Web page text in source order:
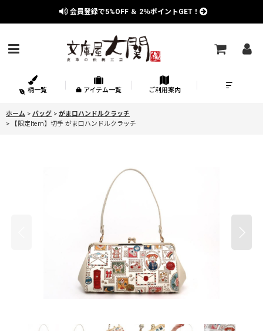
会員登録で5%OFF ＆ 2％ポイントGET！
柄一覧 アイテム一覧 ご利用案内
ホーム > バッグ > がま口ハンドルクラッチ
>
【限定Item】切手 がま口ハンドルクラッチ